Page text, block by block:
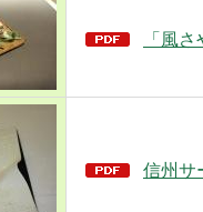
「風
信州サ